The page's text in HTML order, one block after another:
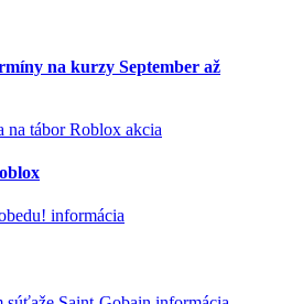
na kurzy September až
akcia
informácia